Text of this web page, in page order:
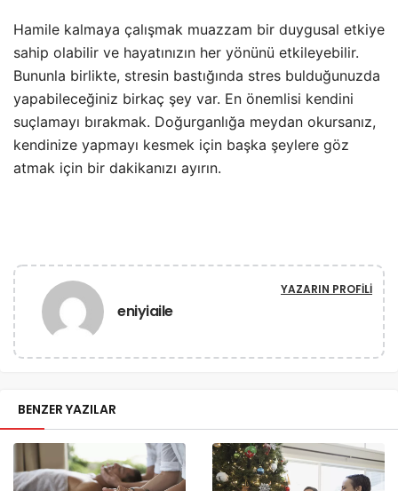
Hamile kalmaya çalışmak muazzam bir duygusal etkiye
sahip olabilir ve hayatınızın her yönünü etkileyebilir.
Bununla birlikte, stresin bastığında stres bulduğunuzda
yapabileceğiniz birkaç şey var. En önemlisi kendini
suçlamayı bırakmak. Doğurganlığa meydan okursanız,
kendinize yapmayı kesmek için başka şeylere göz
atmak için bir dakikanızı ayırın.
eniyiaile
YAZARIN PROFILI
BENZER YAZILAR